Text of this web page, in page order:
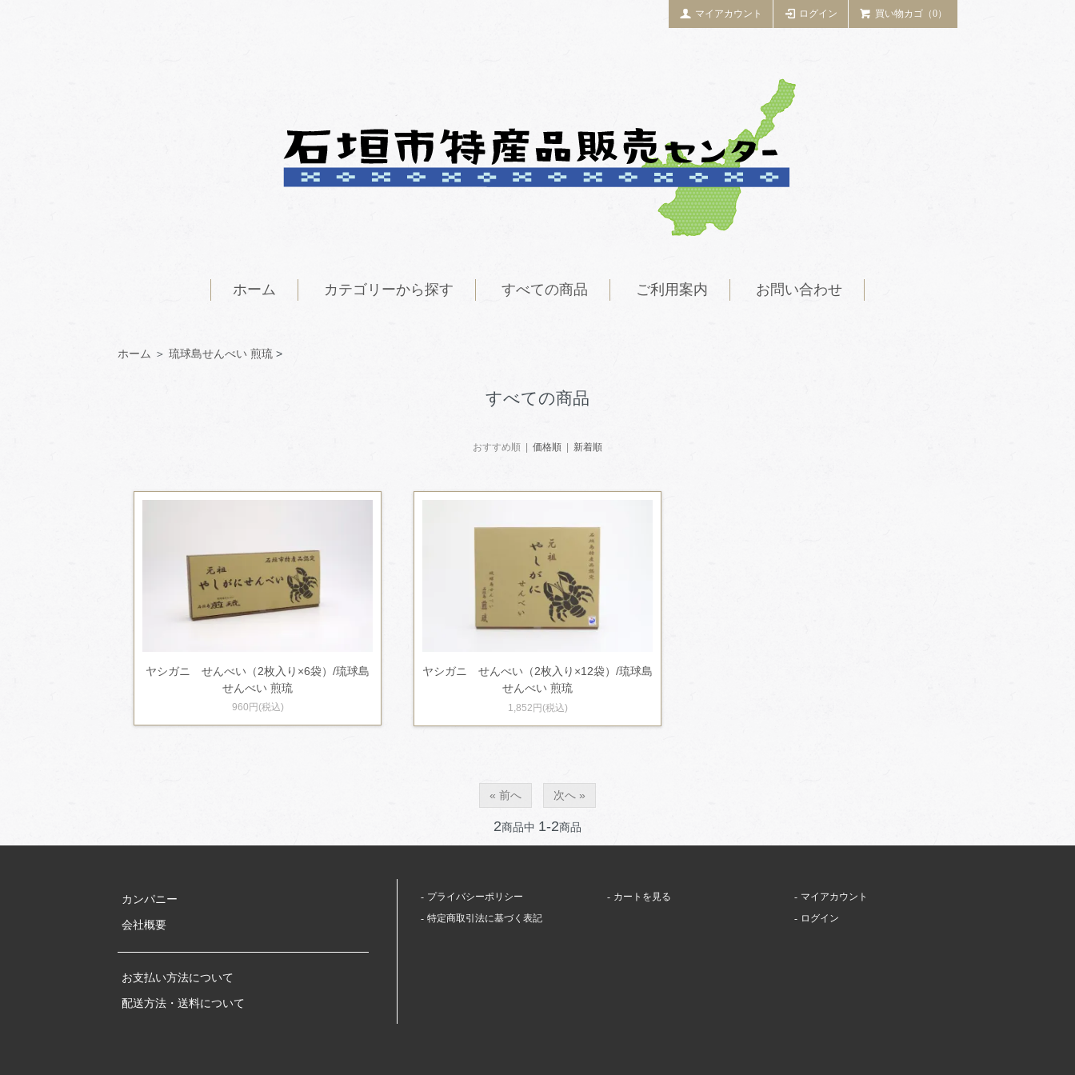
買い物カゴ（0）
ログイン
マイアカウント
ホーム カテゴリーから探す すべての商品 ご利用案内 お問い合わせ
ホーム ＞ 琉球島せんべい 煎琉 >
すべての商品
おすすめ順 | 価格順 | 新着順
ヤシガニ せんべい（2枚入り×6袋）/琉球島
せんべい 煎琉
960円(税込)
ヤシガニ せんべい（2枚入り×12袋）/琉球島
せんべい 煎琉
1,852円(税込)
« 前へ 次へ »
2商品中 1-2商品
カンパニー
会社概要
お支払い方法について
配送方法・送料について
プライバシーポリシー
特定商取引法に基づく表記
カートを見る
マイアカウント
ログイン